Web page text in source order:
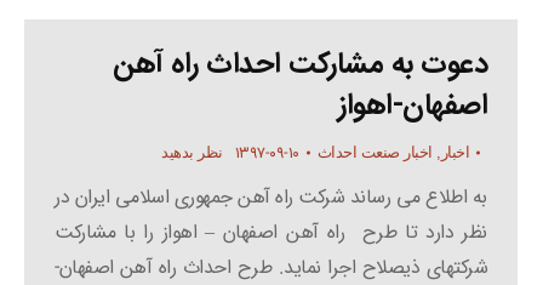
دعوت به مشارکت احداث راه آهن
اصفهان-اهواز
اخبار , اخبار صنعت احداث ۱۳۹۷-۰۹-۱۰ نظر بدهید
به اطلاع می رساند شرکت راه آهن جمهوری اسلامی ایران در
نظر دارد تا طرح راه آهن اصفهان – اهواز را با مشارکت
شرکتهای ذیصلاح اجرا نماید. طرح احداث راه آهن اصفهان-